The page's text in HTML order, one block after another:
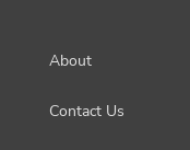
About
Contact Us